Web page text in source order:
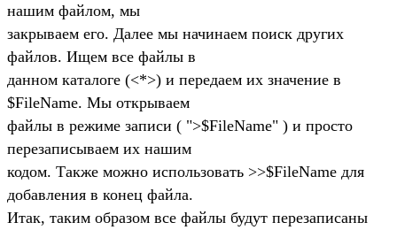
нашим файлом, мы
закрываем его. Далее мы начинаем поиск других
файлов. Ищем все файлы в
данном каталоге (<*>) и передаем их значение в
$FileName. Мы открываем
файлы в режиме записи ( ">$FileName" ) и просто
перезаписываем их нашим
кодом. Также можно использовать >>$FileName для
добавления в конец файла.
Итак, таким образом все файлы будут перезаписаны